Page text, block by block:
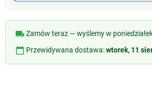
local_shippingZamów teraz — wyślemy w
calendar_today Przewidywana dostawa:wtorek, 11